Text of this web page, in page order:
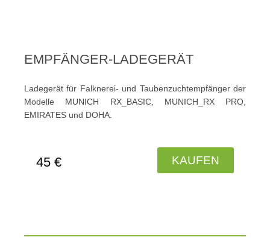
EMPFÄNGER-LADEGERÄT
Ladegerät für Falknerei- und Taubenzuchtempfänger der
Modelle MUNICH RX_BASIC, MUNICH_RX PRO,
EMIRATES und DOHA.
45 € KAUFEN